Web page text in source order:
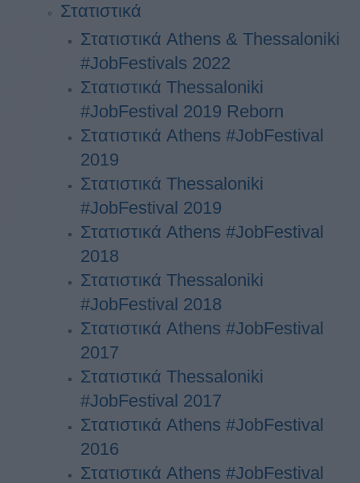
Στατιστικά
Στατιστικά Athens & Thessaloniki
#JobFestivals 2022
Στατιστικά Thessaloniki
#JobFestival 2019 Reborn
Στατιστικά Athens #JobFestival
2019
Στατιστικά Thessaloniki
#JobFestival 2019
Στατιστικά Athens #JobFestival
2018
Στατιστικά Thessaloniki
#JobFestival 2018
Στατιστικά Athens #JobFestival
2017
Στατιστικά Thessaloniki
#JobFestival 2017
Στατιστικά Athens #JobFestival
2016
Στατιστικά Athens #JobFestival